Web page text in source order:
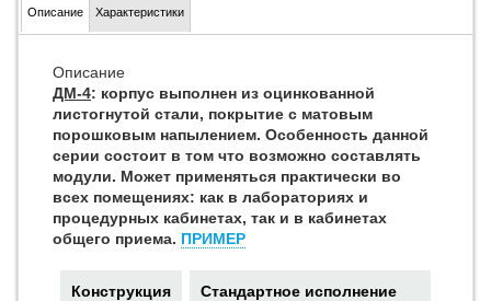
Описание Характеристики
Описание
ДМ-4: корпус выполнен из оцинкованной
листогнутой стали, покрытие с матовым
порошковым напылением. Особенность данной
серии состоит в том что возможно составлять
модули. Может применяться практически во
всех помещениях: как в лабораториях и
процедурных кабинетах, так и в кабинетах
общего приема. ПРИМЕР
Конструкция Стандартное исполнение